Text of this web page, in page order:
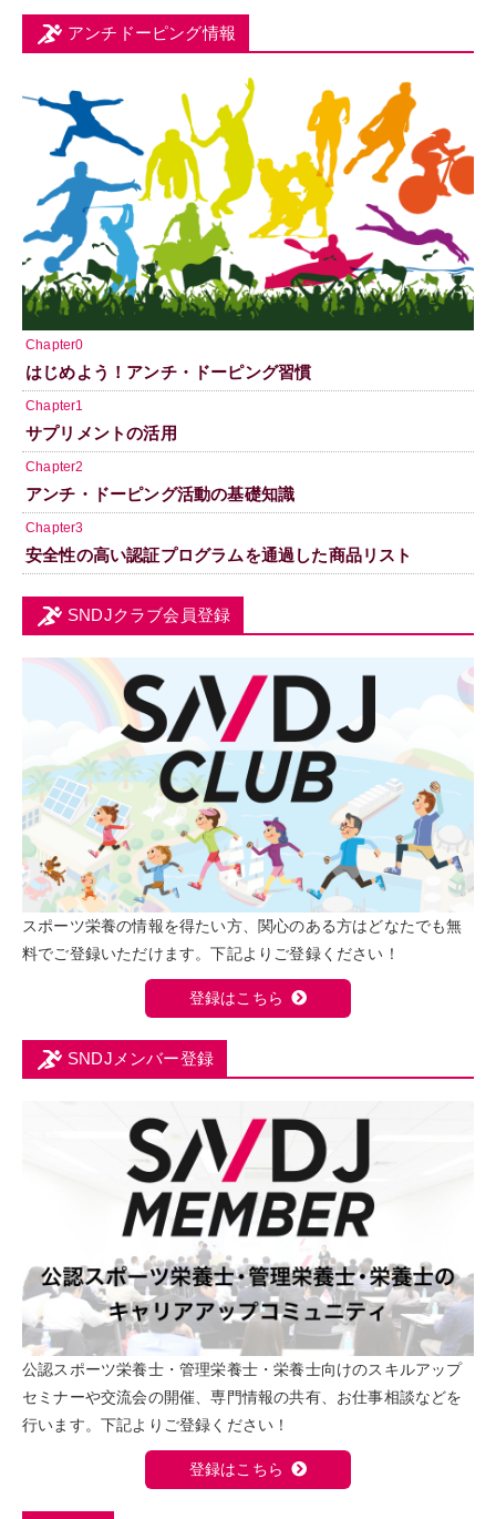
アンチドーピング情報
Chapter0
はじめよう！アンチ・ドーピング習慣
Chapter1
サプリメントの活用
Chapter2
アンチ・ドーピング活動の基礎知識
Chapter3
安全性の高い認証プログラムを通過した商品リスト
SNDJクラブ会員登録
スポーツ栄養の情報を得たい方、関心のある方はどなたでも無
料でご登録いただけます。下記よりご登録ください！
登録はこちら
SNDJメンバー登録
公認スポーツ栄養士・管理栄養士・栄養士向けのスキルアップ
セミナーや交流会の開催、専門情報の共有、お仕事相談などを
行います。下記よりご登録ください！
登録はこちら